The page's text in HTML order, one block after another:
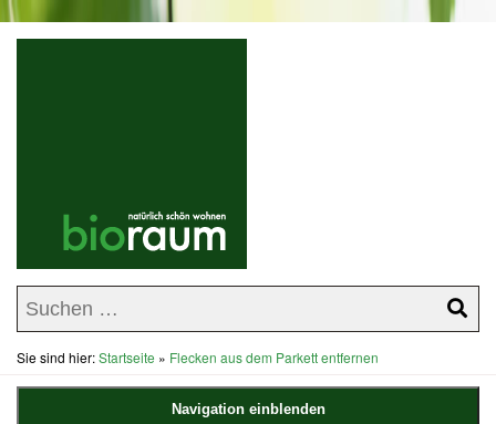
Sie sind hier:Startseite » Flecken aus dem Parkett entfernen
Navigation einblenden